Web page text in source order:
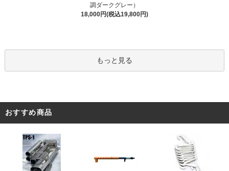
調ダークグレー）
18,000円(税込19,800円)
もっと見る
おすすめ商品